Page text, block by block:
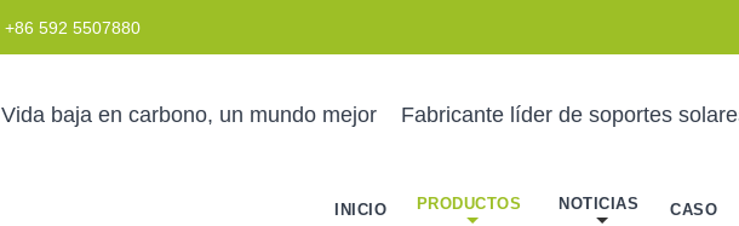
+86 592 5507880
Vida baja en carbono, un mundo mejor Fabricante líder de soportes
INICIO PRODUCTOS NOTICIAS CASO